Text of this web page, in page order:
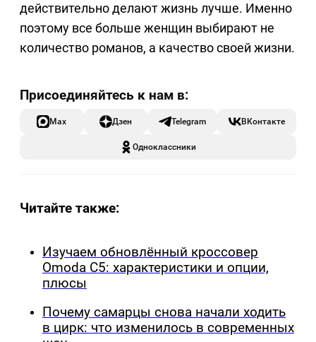
действительно делают жизнь лучше. Именно
поэтому все больше женщин выбирают не
количество романов, а качество своей жизни.
Max Дзен Telegram ВКонтакте
Одноклассники
Читайте также:
Изучаем обновлённый кроссовер
Omoda C5: характеристики и опции,
плюсы
Почему самарцы снова начали ходить
в цирк: что изменилось в современных